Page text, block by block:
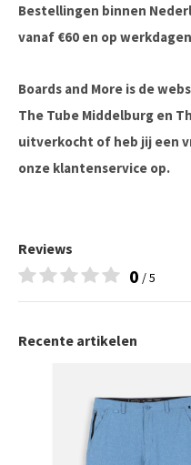
Bestellingen binnen
vanaf €60 en op
Boards and More is de
The Tube Middelburg en
uitverkocht of heb jij een
onze klantenservice op.
Reviews
0 / 5
Recente artikelen